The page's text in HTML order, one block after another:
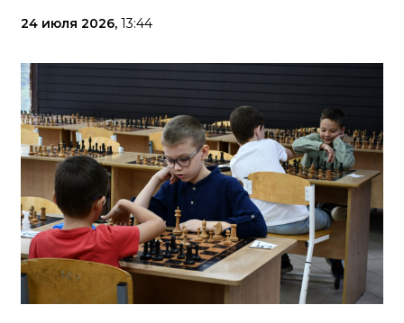
24 июля 2026, 13:44